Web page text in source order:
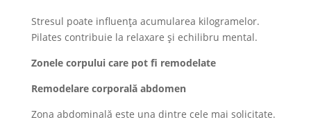
Stresul poate influența acumularea kilogramelor.
Pilates contribuie la relaxare și echilibru mental.
Zonele corpului care pot fi remodelate
Remodelare corporală abdomen
Zona abdominală este una dintre cele mai solicitate.